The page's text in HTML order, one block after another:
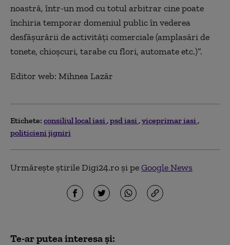
noastră, într-un mod cu totul arbitrar cine poate
închiria temporar domeniul public în vederea
desfășurării de activități comerciale (amplasări de
tonete, chioșcuri, tarabe cu flori, automate etc.)”.
Editor web: Mihnea Lazăr
Etichete: consiliul local iasi psd iasi viceprimar iasi
politicieni jigniri
Urmărește știrile Digi24.ro și peGoogle News
Te-ar putea interesa și: